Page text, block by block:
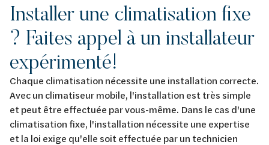
Installer une climatisation fixe
? Faites appel à un installateur
expérimenté!
Chaque climatisation nécessite une installation correcte.
Avec un climatiseur mobile, l'installation est très simple
et peut être effectuée par vous-même. Dans le cas d'une
climatisation fixe, l'installation nécessite une expertise
et la loi exige qu'elle soit effectuée par un technicien